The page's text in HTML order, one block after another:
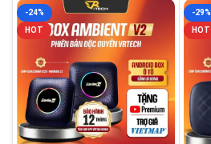
-24%
HOT
-29%
HOT